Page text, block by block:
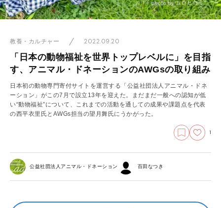
教養・カルチャー 2022.09.20
「日本の動物福祉を世界トップレベルに」を目指
す、アニマル・ドネーションのAWGsの取り組み
日本初の動物専門寄付サイトを運営する「公益社団法人アニマル・ドネ
ーション」がこの7月で設立13年を迎えた。まだまだ一般への認知が低
い“動物福祉”について、これまでの活動を通しての成果や課題点を代表
の西平衣里氏とAWGs担当の望月舞氏にうかがった。
1
公益社団法人アニマル・ドネーション 百田なつき